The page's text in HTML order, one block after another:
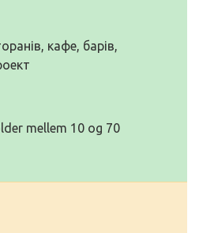
кафе, барів,
mellem 10 og 70